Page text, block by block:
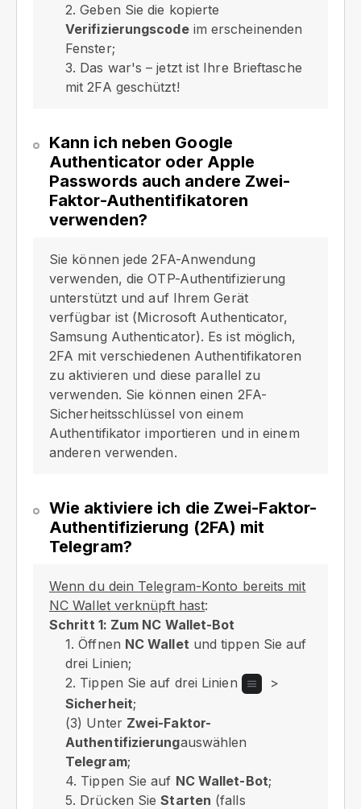
2. Geben Sie die kopierte
Verifizierungscodeim erscheinenden
Fenster;
3. Das war's – jetzt ist Ihre Brieftasche
mit 2FA geschützt!
Kann ich neben Google
Authenticator oder Apple
Passwords auch andere Zwei-
Faktor-Authentifikatoren
verwenden?
Sie können jede 2FA-Anwendung
verwenden, die OTP-Authentifizierung
unterstützt und auf Ihrem Gerät
verfügbar ist (Microsoft Authenticator,
Samsung Authenticator). Es ist möglich,
2FA mit verschiedenen Authentifikatoren
zu aktivieren und diese parallel zu
verwenden. Sie können einen 2FA-
Sicherheitsschlüssel von einem
Authentifikator importieren und in einem
anderen verwenden.
Wie aktiviere ich die Zwei-Faktor-
Authentifizierung (2FA) mit
Telegram?
Wenn du dein Telegram-Konto bereits mit
NC Wallet verknüpft hast:
Schritt 1: Zum NC Wallet-Bot
1. Öffnen NC Wallet und tippen Sie auf
drei Linien;
2. Tippen Sie auf drei Linien
>
Sicherheit;
(3) Unter Zwei-Faktor-
Authentifizierungauswählen
Telegram;
4. Tippen Sie auf NC Wallet-Bot;
5. Drücken SieStarten (falls